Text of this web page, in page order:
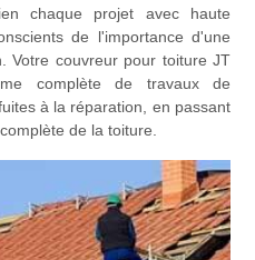
chaque projet avec haute
de l'importance d'une
Votre couvreur pour toiture JT
complète de travaux de
à la réparation, en passant
de la toiture.